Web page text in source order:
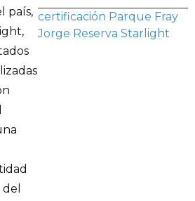
país, certificación Parque Fray
Jorge Reserva Starlight